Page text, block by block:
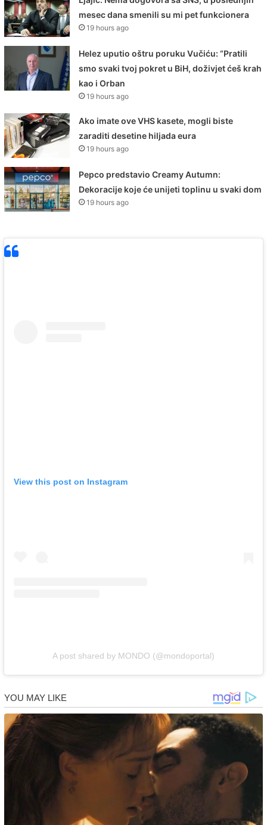
mesec dana smenili su mi pet funkcionera
19 hours ago
Helez uputio oštru poruku Vučiću: “Pratili
smo svaki tvoj pokret u BiH, doživjet ćeš krah
kao i Orban
19 hours ago
Ako imate ove VHS kasete, mogli biste
zaraditi desetine hiljada eura
19 hours ago
Pepco predstavio Creamy Autumn:
Dekoracije koje će unijeti toplinu u svaki dom
19 hours ago
View this post on Instagram
A post shared by MONDO (@mondoportal)